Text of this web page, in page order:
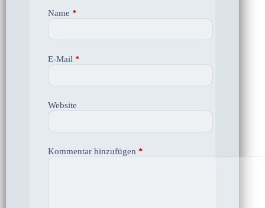
Name *
E-Mail *
Website
Kommentar hinzufügen *